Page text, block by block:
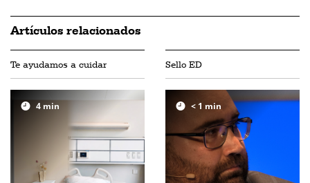
Artículos relacionados
Te ayudamos a cuidar
4 min
Sello ED
< 1 min